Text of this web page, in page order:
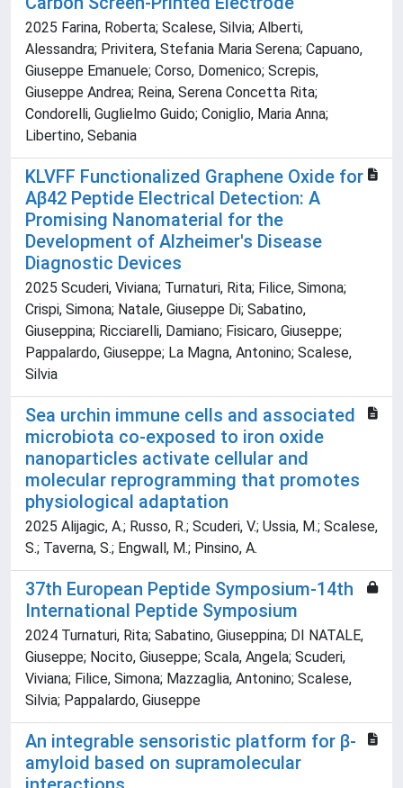
2025 Farina, Roberta; Scalese, Silvia; Alberti,
Alessandra; Privitera, Stefania Maria Serena; Capuano,
Giuseppe Emanuele; Corso, Domenico; Screpis,
Giuseppe Andrea; Reina, Serena Concetta Rita;
Condorelli, Guglielmo Guido; Coniglio, Maria Anna;
Libertino, Sebania
KLVFF Functionalized Graphene Oxide for
Aβ42 Peptide Electrical Detection: A
Promising Nanomaterial for the
Development of Alzheimer's Disease
Diagnostic Devices
2025 Scuderi, Viviana; Turnaturi, Rita; Filice, Simona;
Crispi, Simona; Natale, Giuseppe Di; Sabatino,
Giuseppina; Ricciarelli, Damiano; Fisicaro, Giuseppe;
Pappalardo, Giuseppe; La Magna, Antonino; Scalese,
Silvia
Sea urchin immune cells and associated
microbiota co-exposed to iron oxide
nanoparticles activate cellular and
molecular reprogramming that promotes
physiological adaptation
2025 Alijagic, A.; Russo, R.; Scuderi, V.; Ussia, M.; Scalese,
S.; Taverna, S.; Engwall, M.; Pinsino, A.
37th European Peptide Symposium-14th
International Peptide Symposium
2024 Turnaturi, Rita; Sabatino, Giuseppina; DI NATALE,
Giuseppe; Nocito, Giuseppe; Scala, Angela; Scuderi,
Viviana; Filice, Simona; Mazzaglia, Antonino; Scalese,
Silvia; Pappalardo, Giuseppe
An integrable sensoristic platform for β-
amyloid based on supramolecular